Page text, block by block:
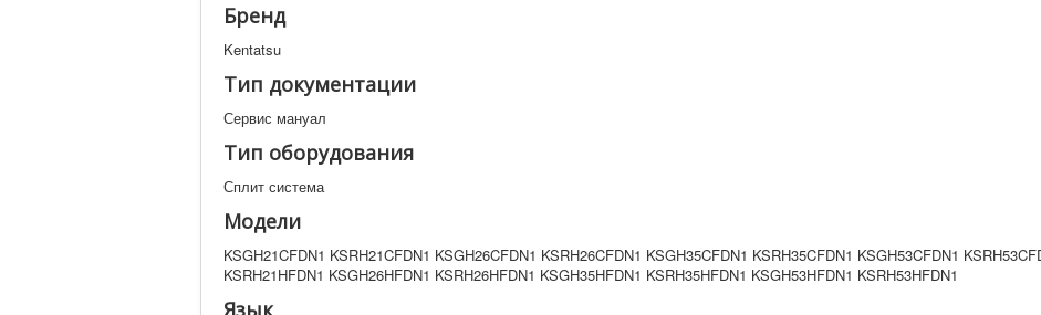
Бренд
Kentatsu
Тип документации
Сервис мануал
Тип оборудования
Сплит система
Модели
KSGH21CFDN1 KSRH21CFDN1 KSGH26CFDN1 KSRH26CFDN1 KSGH35CFDN1 KSRH35CFDN1 KSGH53CFDN1
KSRH21HFDN1 KSGH26HFDN1 KSRH26HFDN1 KSGH35HFDN1 KSRH35HFDN1 KSGH53HFDN1 KSRH53HFDN1
Язык